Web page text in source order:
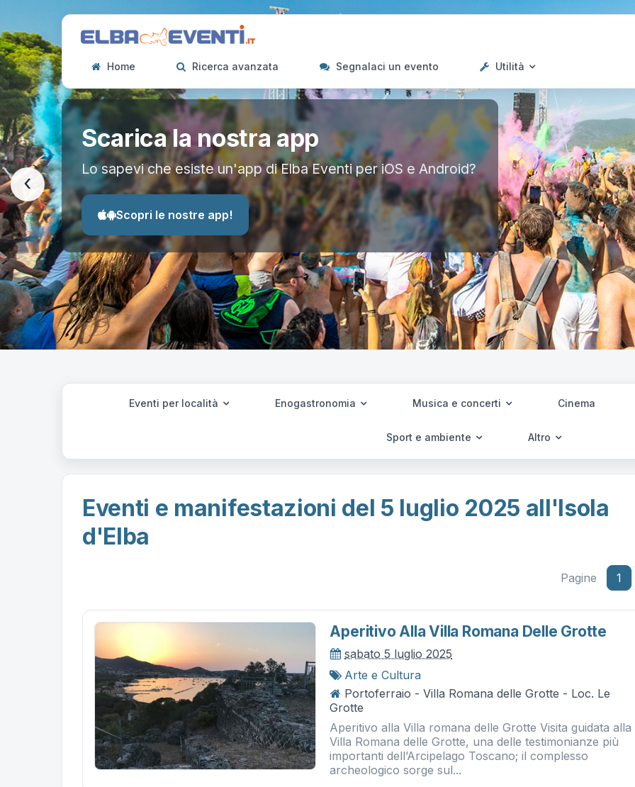
Home Ricerca avanzata Segnalaci un evento Utilità
Scarica la nostra app
Lo sapevi che esiste un'app di Elba Eventi per iOS e Android?
Scopri le nostre app!
‹
Eventi per località Enogastronomia Musica e concerti Cinema
Sport e ambiente Altro
Eventi e manifestazioni del 5 luglio 2025 all'Isola
d'Elba
Pagine 1
Aperitivo Alla Villa Romana Delle Grotte
sabato 5 luglio 2025
Arte e Cultura
Portoferraio - Villa Romana delle Grotte - Loc. Le
Grotte
Aperitivo alla Villa romana delle Grotte Visita guidata alla
Villa Romana delle Grotte, una delle testimonianze più
importanti dell’Arcipelago Toscano; il complesso
archeologico sorge sul...